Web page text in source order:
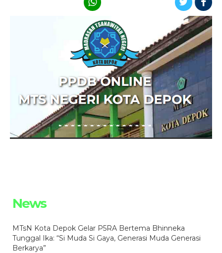
News
MTsN Kota Depok Gelar P5RA Bertema Bhinneka
Tunggal Ika: “Si Muda Si Gaya, Generasi Muda Generasi
Berkarya”